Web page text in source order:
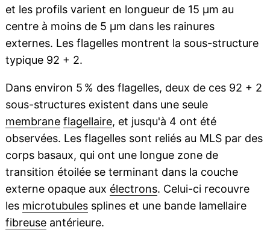
et les profils varient en longueur de 15 μm au
centre à moins de 5 μm dans les rainures
externes. Les flagelles montrent la sous-structure
typique 92 + 2.
Dans environ 5 % des flagelles, deux de ces 92 + 2
sous-structures existent dans une seule
membrane flagellaire, et jusqu'à 4 ont été
observées. Les flagelles sont reliés au MLS par des
corps basaux, qui ont une longue zone de
transition étoilée se terminant dans la couche
externe opaque aux électrons. Celui-ci recouvre
les microtubulessplines et une bande lamellaire
fibreuseantérieure.